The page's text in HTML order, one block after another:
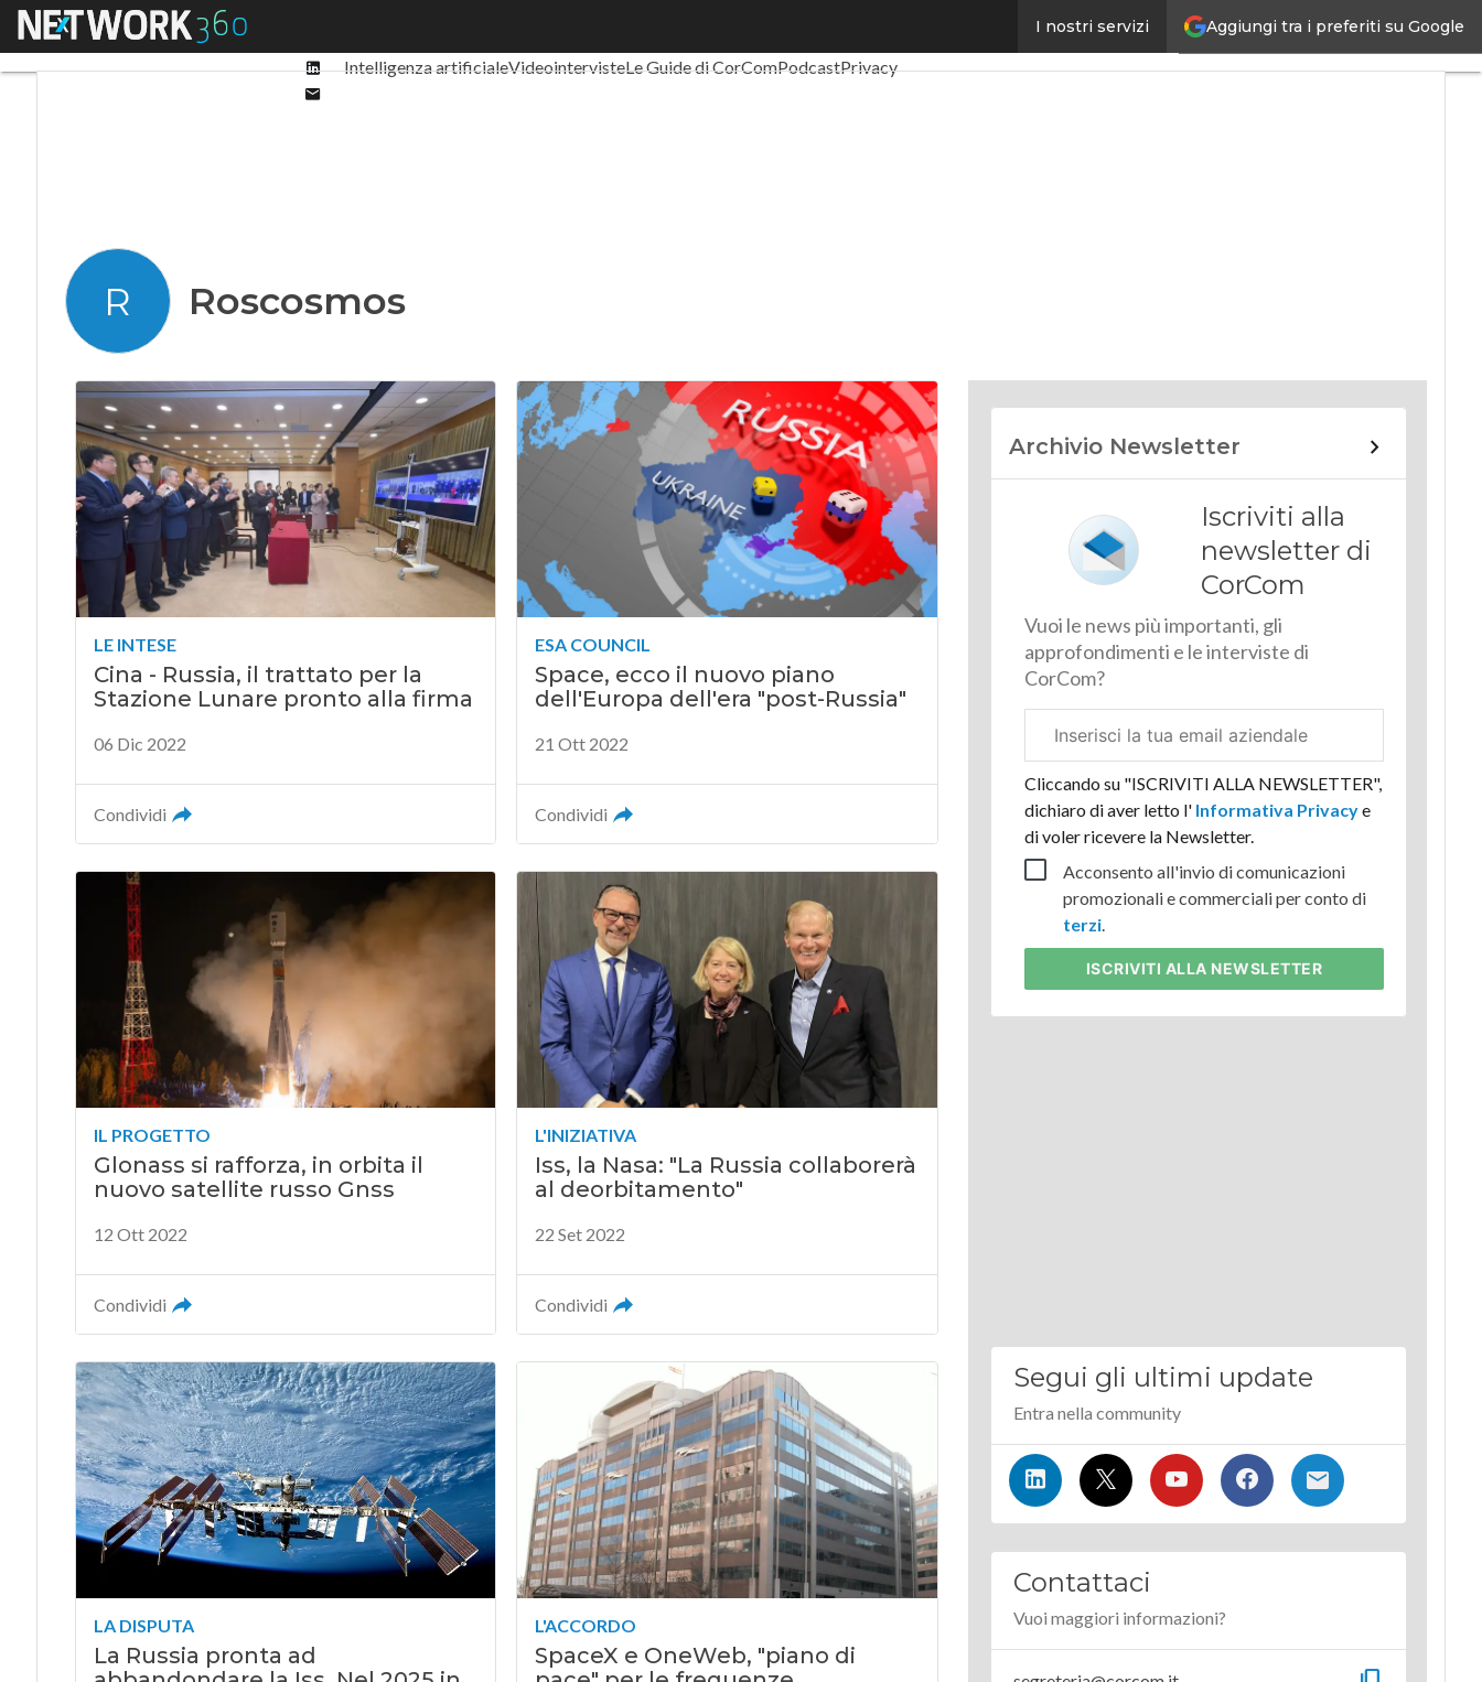
Aggiungi tra i preferiti su Google
I nostri servizi
Menu
Linkedin
Intelligenza artificialeVideointervisteLe Guide di CorComPodcastPrivacy
R Roscosmos
LE INTESE
Cina - Russia, il trattato per la
Stazione Lunare pronto alla firma
06 Dic 2022
Condividi
ESA COUNCIL
Space, ecco il nuovo piano
dell'Europa dell'era "post-Russia"
21 Ott 2022
Condividi
IL PROGETTO
Glonass si rafforza, in orbita il
nuovo satellite russo Gnss
12 Ott 2022
Condividi
L'INIZIATIVA
Iss, la Nasa: "La Russia collaborerà
al deorbitamento"
22 Set 2022
Condividi
LA DISPUTA
La Russia pronta ad
L'ACCORDO
SpaceX e OneWeb, "piano di
Archivio Newsletter
Iscriviti alla
newsletter di
CorCom
Vuoi le news più importanti, gli
approfondimenti e le interviste di
CorCom?
aziendale
Cliccando su "ISCRIVITI ALLA NEWSLETTER",
dichiaro di aver letto l'Informativa Privacye
di voler ricevere la Newsletter.
Acconsento all'invio di comunicazioni
promozionali e commerciali per conto di
terzi.
ISCRIVITI ALLA NEWSLETTER
Segui gli ultimi update
Entra nella community
Contattaci
Vuoi maggiori informazioni?